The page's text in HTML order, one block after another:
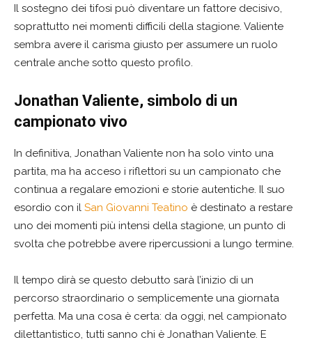
Il sostegno dei tifosi può diventare un fattore decisivo,
soprattutto nei momenti difficili della stagione. Valiente
sembra avere il carisma giusto per assumere un ruolo
centrale anche sotto questo profilo.
Jonathan Valiente, simbolo di un
campionato vivo
In definitiva, Jonathan Valiente non ha solo vinto una
partita, ma ha acceso i riflettori su un campionato che
continua a regalare emozioni e storie autentiche. Il suo
esordio con il San Giovanni Teatino è destinato a restare
uno dei momenti più intensi della stagione, un punto di
svolta che potrebbe avere ripercussioni a lungo termine.
Il tempo dirà se questo debutto sarà l’inizio di un
percorso straordinario o semplicemente una giornata
perfetta. Ma una cosa è certa: da oggi, nel campionato
dilettantistico, tutti sanno chi è Jonathan Valiente. E